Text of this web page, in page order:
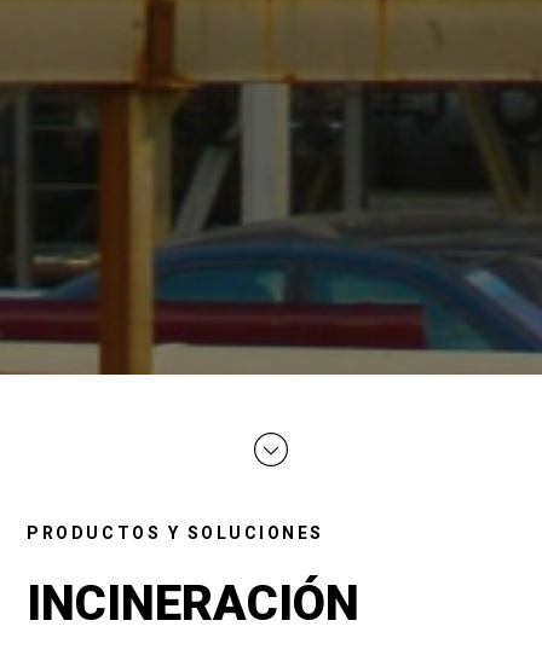
PRODUCTOS Y SOLUCIONES
INCINERACIÓN